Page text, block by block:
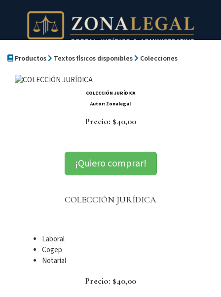
Productos Textos fÍsicos disponibles Colecciones
COLECCIÓN JURÍDICA
Autor: Zonalegal
Precio: $40,00
¡Quiero comprar!
COLECCIÓN JURÍDICA
Laboral
Cogep
Notarial
Precio: $40,00